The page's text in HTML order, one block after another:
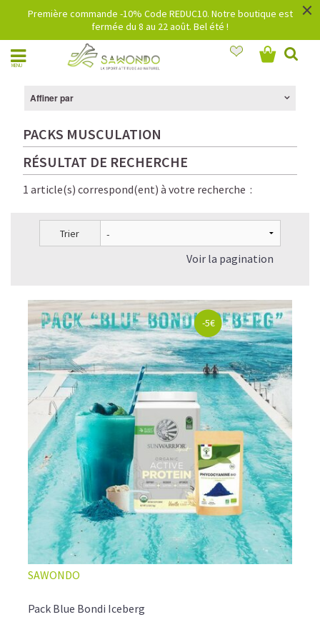
Première commande -10% Code REDUC10. Notre boutique est
fermée du 8 au 22 août. Bel été !
×
MENU
Affiner par
PACKS MUSCULATION
RÉSULTAT DE RECHERCHE
1 article(s) correspond(ent) à votre recherche :
Trier
Voir la pagination
-5€
SAWONDO
Pack Blue Bondi Iceberg